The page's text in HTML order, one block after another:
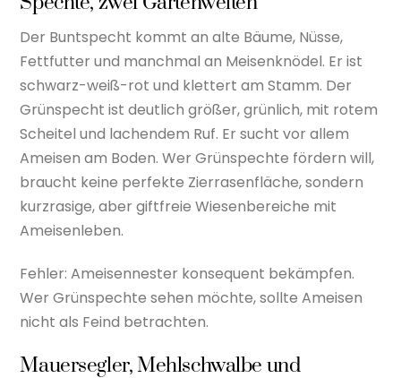
Der Buntspecht kommt an alte Bäume, Nüsse,
Fettfutter und manchmal an Meisenknödel. Er ist
schwarz-weiß-rot und klettert am Stamm. Der
Grünspecht ist deutlich größer, grünlich, mit rotem
Scheitel und lachendem Ruf. Er sucht vor allem
Ameisen am Boden. Wer Grünspechte fördern will,
braucht keine perfekte Zierrasenfläche, sondern
kurzrasige, aber giftfreie Wiesenbereiche mit
Ameisenleben.
Fehler: Ameisennester konsequent bekämpfen.
Wer Grünspechte sehen möchte, sollte Ameisen
nicht als Feind betrachten.
Mauersegler, Mehlschwalbe und